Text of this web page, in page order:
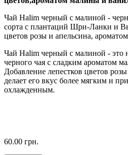
Чай Halim черный с малиной -
сорта с плантаций Шри-Ланки и
цветов розы и апельсина,
Чай Halim черный с малиной - это
черного чая с сладким ароматом
Добавление лепестков цветов
делает его вкус более мягким и
охлажденным.
60.00 грн.